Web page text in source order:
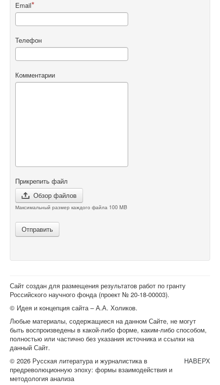
Email
Телефон
Комментарии
Прикрепить файл
Обзор файлов
Максимальный размер каждого файла 100 MB
Отправить
Сайт создан для размещения результатов работ по гранту
Российского научного фонда (проект № 20-18-00003).
© Идея и концепция сайта – А.А. Холиков.
Любые материалы, содержащиеся на данном Сайте, не могут
быть воспроизведены в какой-либо форме, каким-либо способом,
полностью или частично без указания источника и ссылки на
данный Сайт.
НАВЕРХ
© 2026 Русская литература и журналистика в
предреволюционную эпоху: формы взаимодействия и
методология анализа